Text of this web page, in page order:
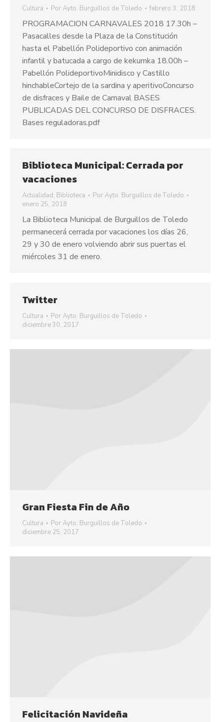
Cultura PorAyto. Burguillos de Toledo febrero 3, 2018
PROGRAMACION CARNAVALES 2018 17.30h –
Pasacalles desde la Plaza de la Constitución
hasta el Pabellón Polideportivo con animación
infantil y batucada a cargo de kekumka 18.00h –
Pabellón PolideportivoMinidisco y Castillo
hinchableCortejo de la sardina y aperitivoConcurso
de disfraces y Baile de Carnaval BASES
PUBLICADAS DEL CONCURSO DE DISFRACES.
Bases reguladoras.pdf
Biblioteca Municipal: Cerrada por
vacaciones
Actualidad, Biblioteca PorAyto. Burguillos de Toledo
enero 25, 2018
La Biblioteca Municipal de Burguillos de Toledo
permanecerá cerrada por vacaciones los días 26,
29 y 30 de enero volviendo abrir sus puertas el
miércoles 31 de enero.
Twitter
Cultura PorAyto. Burguillos de Toledo
diciembre 30, 2017
Gran Fiesta Fin de Año
Cultura PorAyto. Burguillos de Toledo
diciembre 25, 2017
Felicitación Navideña